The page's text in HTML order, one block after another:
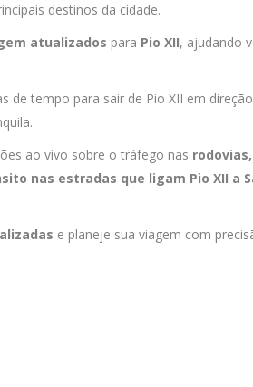
destinos da cidade.
atualizados para Pio XII, ajudando
de tempo para sair de Pio XII em
ao vivo sobre o tráfego nas
nas estradas que ligam Pio XII a
e planeje sua viagem com